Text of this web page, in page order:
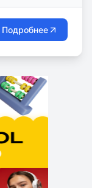
Подробнее